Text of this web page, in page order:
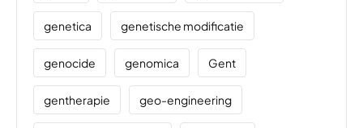
genetica genetische modificatie
genocide genomica Gent
gentherapie geo-engineering